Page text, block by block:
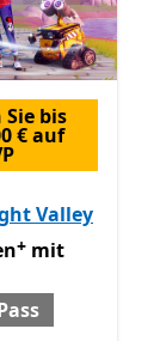
Sie bis
€ auf
Valley
mit Game Pass
+ mit